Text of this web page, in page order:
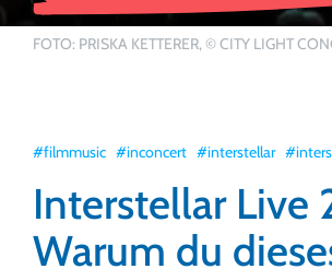
FOTO: PRISKA KETTERER, © CITY LIGHT
#filmmusic #inconcert #interstellar
Interstellar Live
Warum du